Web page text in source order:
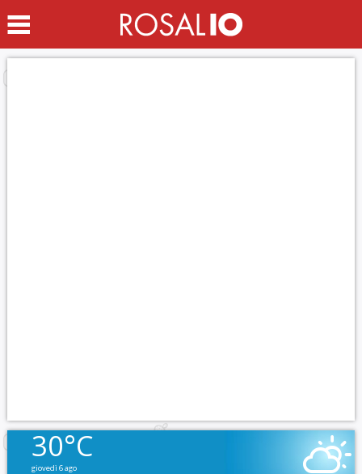
30°C
giovedì 6 ago